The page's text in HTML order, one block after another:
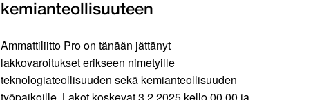
kemianteollisuuteen
Ammattiliitto Pro on tänään jättänyt
lakkovaroitukset erikseen nimetyille
teknologiateollisuuden sekä kemianteollisuuden